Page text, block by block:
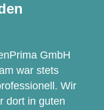
GmbH
war stets
Wir
dort in guten